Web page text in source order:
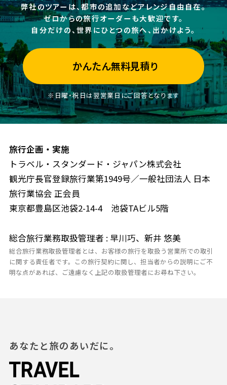
弊社のツアーは、都市の追加などアレンジ自由自在。
ゼロからの旅行オーダーも大歓迎です。
自分だけの、世界にひとつの旅へ、出かけよう。
かんたん無料見積り
※日曜・祝日は翌営業日にご回答となります
旅行企画・実施
トラベル・スタンダード・ジャパン株式会社
観光庁長官登録旅行業第1949号／一般社団法人 日本
旅行業協会 正会員
東京都豊島区池袋2-14-4 池袋TAビル5階
総合旅行業務取扱管理者 : 早川巧、新井 悠美
総合旅行業務取扱管理者とは、お客様の旅行を取扱う営業所での取引
に関する責任者です。この旅行契約に関し、担当者からの説明にご不
明な点があれば、ご遠慮なく上記の取扱管理者にお尋ね下さい。
あなたと旅のあいだに。